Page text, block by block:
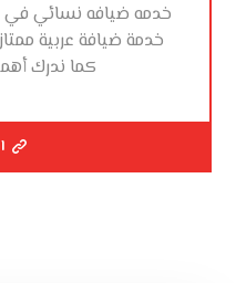
خدمه ضيافه نسائي في
خدمة ضيافة عربية
كما ندرك